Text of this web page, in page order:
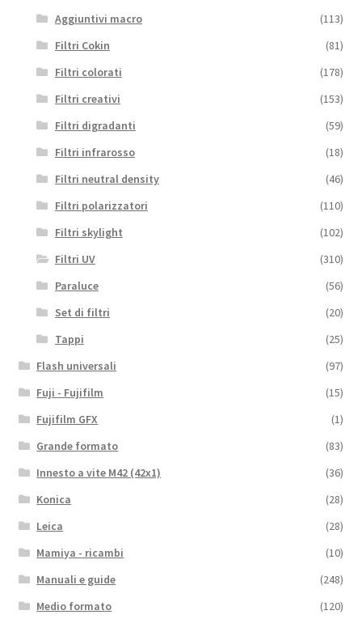
Aggiuntivi macro
(113)
Filtri Cokin
(81)
Filtri colorati
(178)
Filtri creativi
(153)
Filtri digradanti
(59)
Filtri infrarosso
(18)
Filtri neutral density
(46)
Filtri polarizzatori
(110)
Filtri skylight
(102)
Filtri UV
(310)
Paraluce
(56)
Set di filtri
(20)
Tappi
(25)
Flash universali
(97)
Fuji - Fujifilm
(15)
Fujifilm GFX
(1)
Grande formato
(83)
Innesto a vite M42 (42x1)
(36)
Konica
(28)
Leica
(28)
Mamiya - ricambi
(10)
Manuali e guide
(248)
Medio formato
(120)